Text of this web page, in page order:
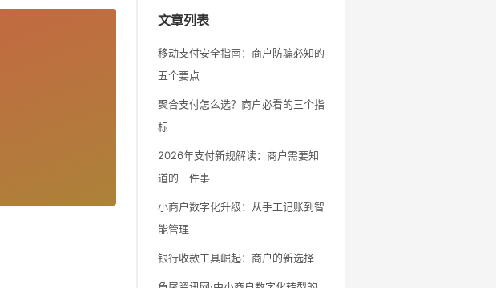
文章列表
移动支付安全指南：商户防骗必知的
五个要点
聚合支付怎么选？商户必看的三个指
标
2026年支付新规解读：商户需要知
道的三件事
小商户数字化升级：从手工记账到智
能管理
银行收款工具崛起：商户的新选择